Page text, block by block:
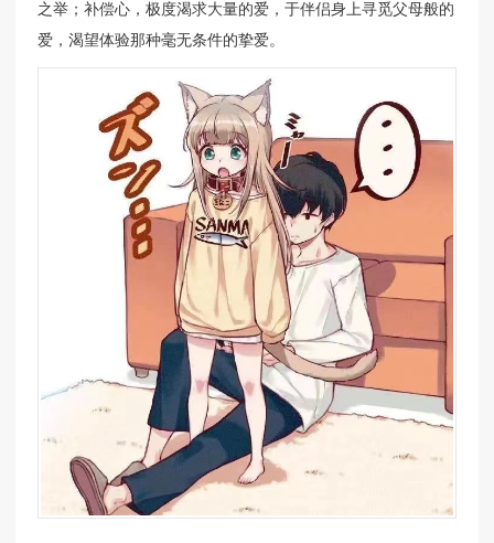
之举；补偿心，极度渴求大量的爱，于伴侣身上寻觅父母般的
爱，渴望体验那种毫无条件的挚爱。